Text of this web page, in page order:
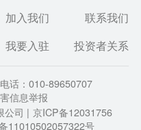
是跟网易的合作到期
加入我们
联系我们
我要入驻 投资者关系
话：010-89650707
信息举报
公司 | 京ICP备12031756
11010502057322号